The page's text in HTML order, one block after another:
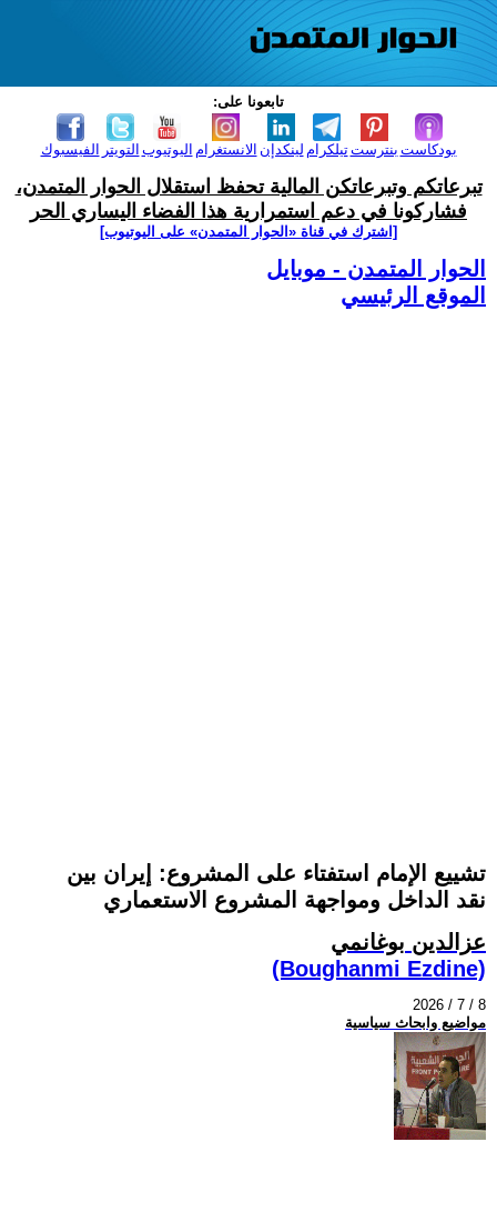
تابعونا على:
الفيسبوك التويتر اليوتيوب الانستغرام لينكدإن تيلكرامبنترست بودكاست
تبرعاتكم وتبرعاتكن المالية تحفظ استقلال الحوار المتمدن،
فشاركونا في دعم استمرارية هذا الفضاء اليساري الحر
[اشترك في قناة ‫«الحوار المتمدن» على اليوتيوب]
الحوار المتمدن - موبايل
الموقع الرئيسي
تشييع الإمام استفتاء على المشروع: إيران بين
نقد الداخل ومواجهة المشروع الاستعماري
عزالدين بوغانمي
(Boughanmi Ezdine)
2026 / 7 / 8
مواضيع وابحاث سياسية